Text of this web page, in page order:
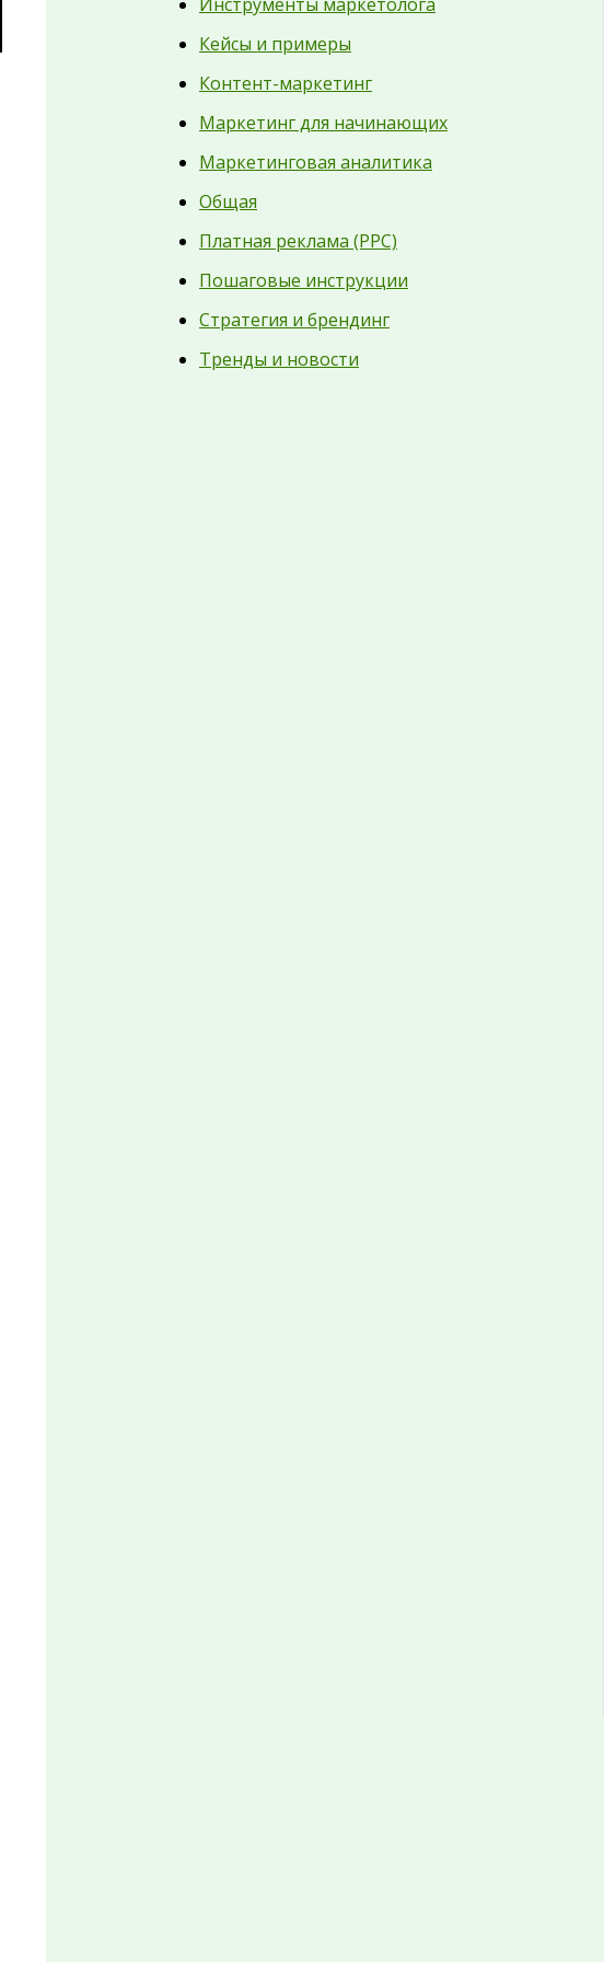
Кейсы и примеры
Контент-маркетинг
Маркетинг для начинающих
Маркетинговая аналитика
Общая
Платная реклама (PPC)
Пошаговые инструкции
Стратегия и брендинг
Тренды и новости